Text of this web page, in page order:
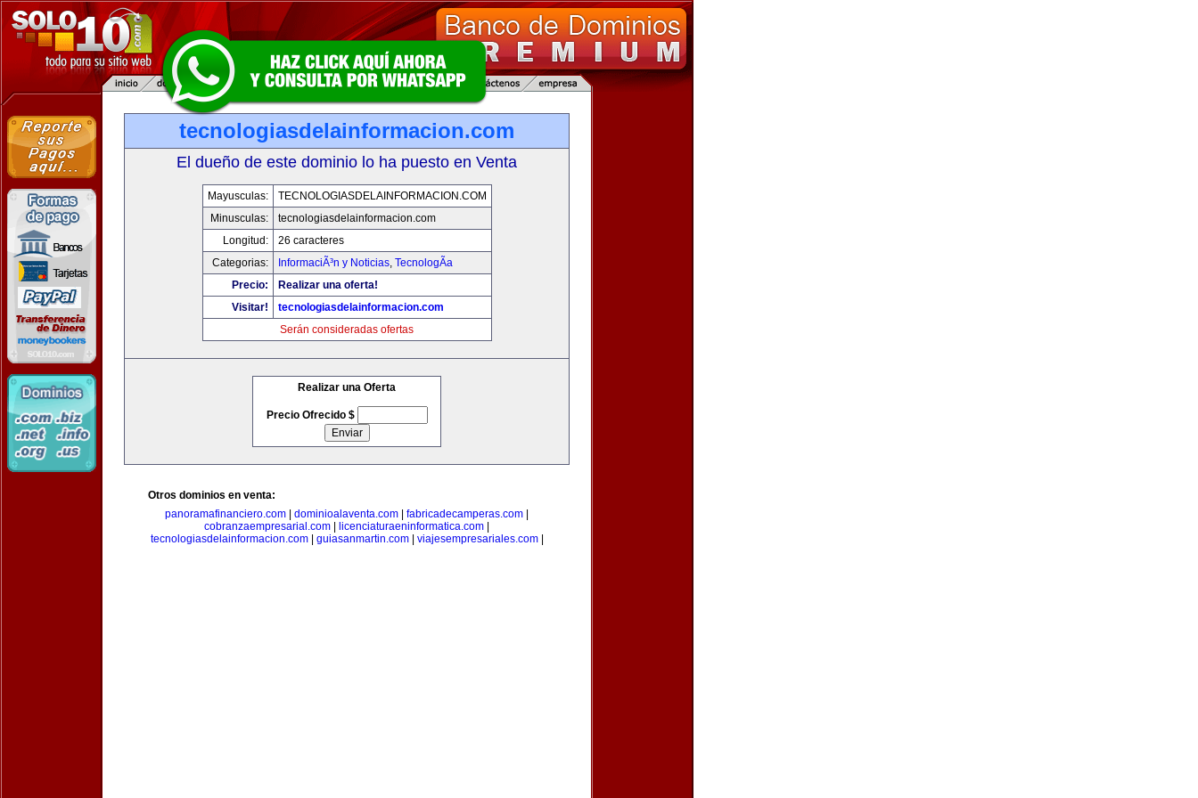
tecnologiasdelainformacion.com
El dueño de este dominio lo ha puesto en Venta
Mayusculas:
TECNOLOGIASDELAINFORMACION.COM
Minusculas:
tecnologiasdelainformacion.com
Longitud:
26 caracteres
Categorias:
InformaciÃ³n y Noticias, TecnologÃ­a
Precio:
Realizar una oferta!
Visitar!
tecnologiasdelainformacion.com
Serán consideradas ofertas
Realizar una Oferta
Precio Ofrecido $
Otros dominios en venta:
panoramafinanciero.com
dominioalaventa.com fabricadecamperas.com
cobranzaempresarial.com
licenciaturaeninformatica.com
tecnologiasdelainformacion.com| guiasanmartin.com| viajesempresariales.com|